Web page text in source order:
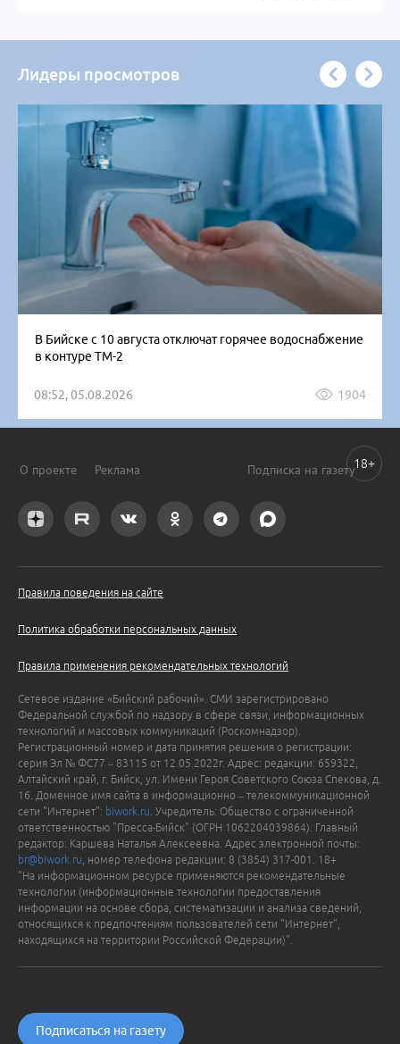
Лидеры просмотров
В Бийске с 10 августа отключат горячее водоснабжение
в контуре ТМ-2
08:52, 05.08.2026 1904
О проекте Реклама Подписка на газету
Правила поведения на сайте
Политика обработки персональных данных
Правила применения рекомендательных технологий
Сетевое издание «Бийский рабочий». СМИ зарегистрировано
Федеральной службой по надзору в сфере связи, информационных
технологий и массовых коммуникаций (Роскомнадзор).
Регистрационный номер и дата принятия решения о регистрации:
серия Эл № ФС77 – 83115 от 12.05.2022г. Адрес: редакции: 659322,
Алтайский край, г. Бийск, ул. Имени Героя Советского Союза Спекова, д.
16. Доменное имя сайта в информационно – телекоммуникационной
сети "Интернет": biwork.ru . Учредитель: Общество с ограниченной
ответственностью "Пресса-Бийск" (ОГРН 1062204039864). Главный
редактор: Каршева Наталья Алексеевна. Адрес электронной почты:
br@biwork.ru , номер телефона редакции: 8 (3854) 317-001. 18+
"На информационном ресурсе применяются рекомендательные
технологии (информационные технологии предоставления
информации на основе сбора, систематизации и анализа сведений,
относящихся к предпочтениям пользователей сети "Интернет",
находящихся на территории Российской Федерации)".
Подписаться на газету
18+